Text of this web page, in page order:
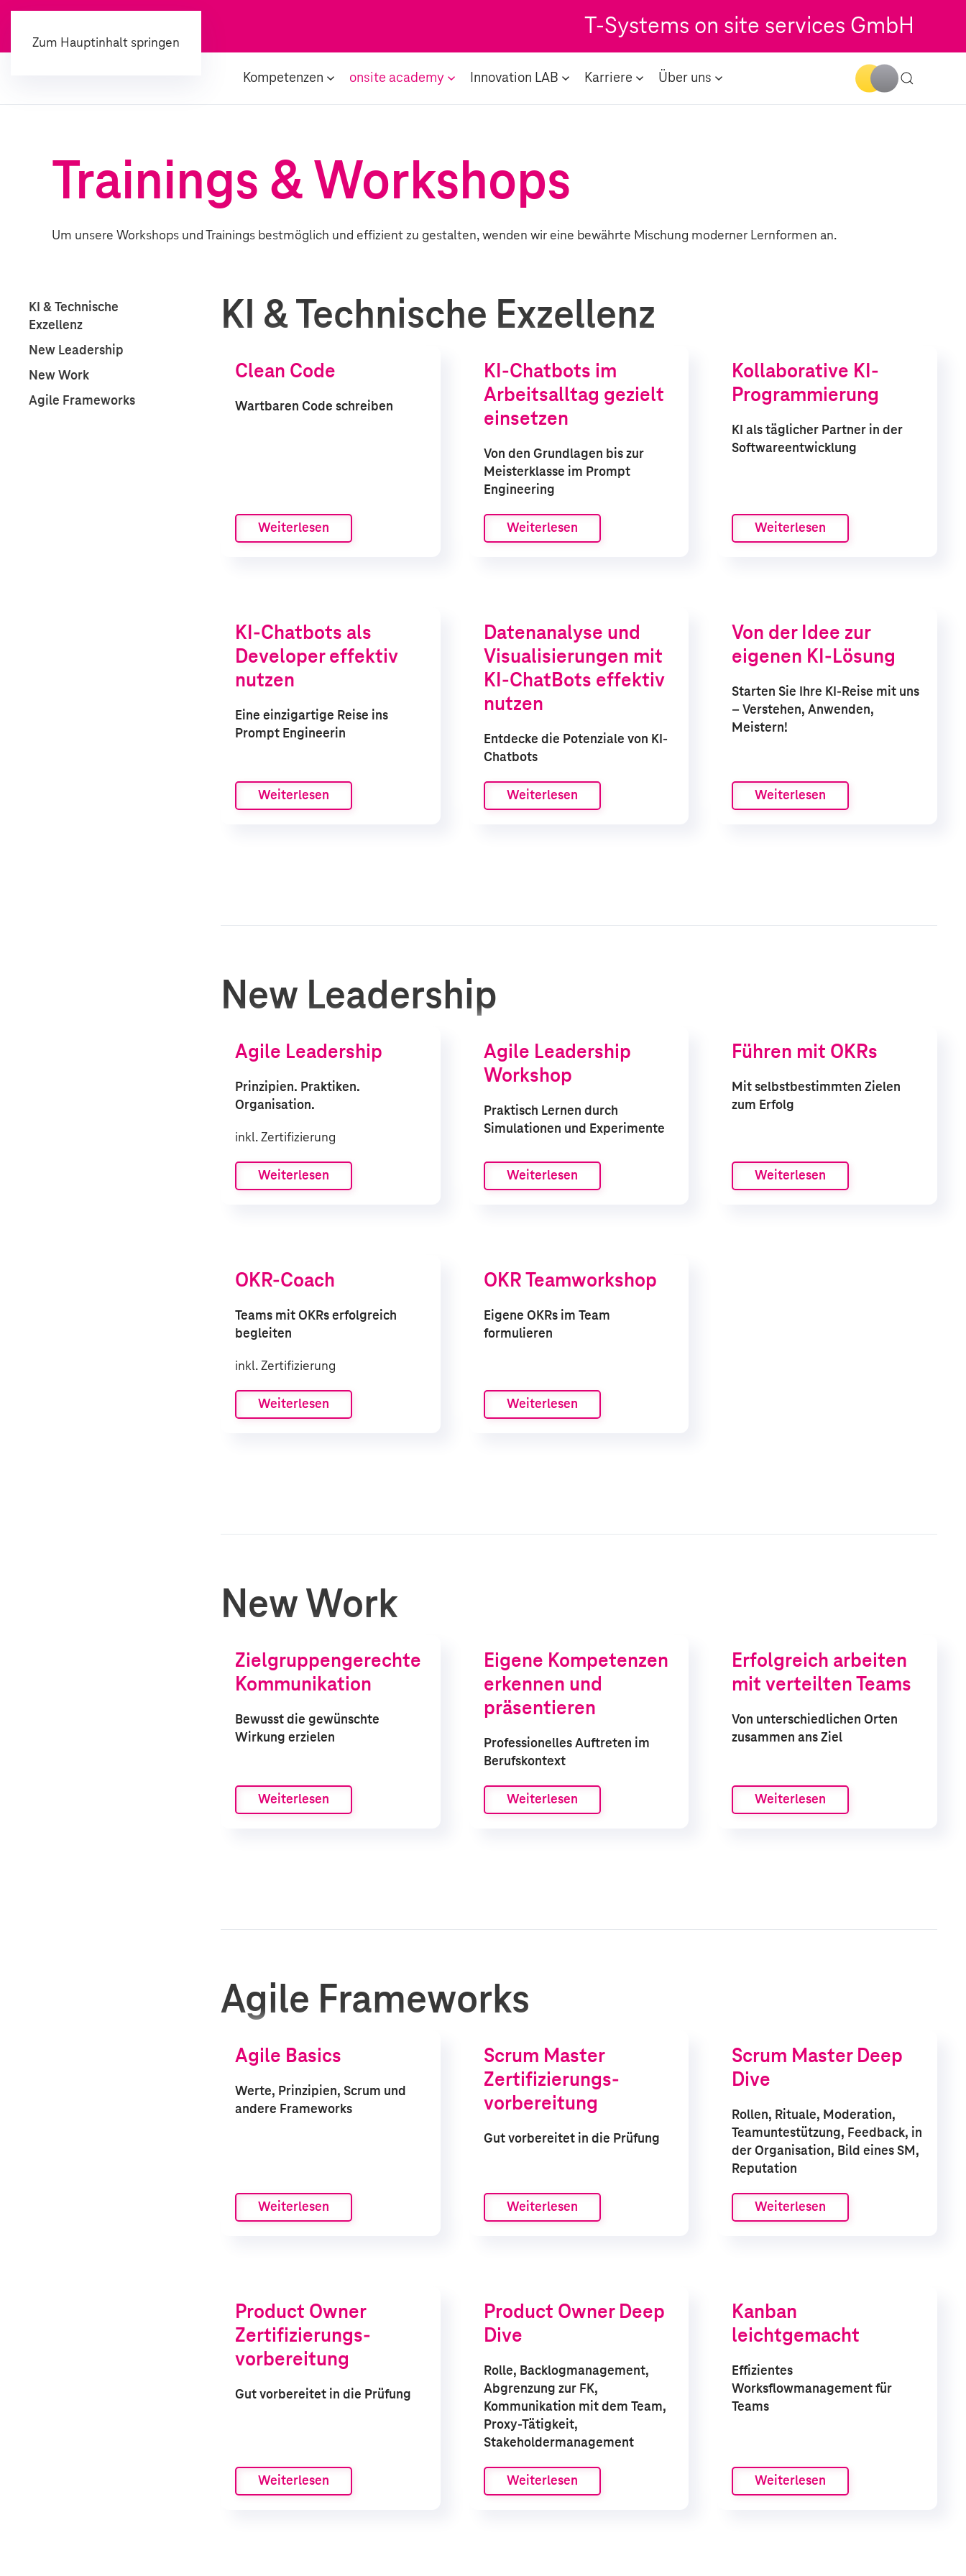
Zum Hauptinhalt springen
T-Systems on site services GmbH
Kompetenzen onsite academy Innovation LAB Karriere Über uns
Trainings & Workshops
Um unsere Workshops und Trainings bestmöglich und effizient zu gestalten, wenden wir eine bewährte Mischung moderner Lernformen an.
KI & Technische
Exzellenz
New Leadership
New Work
Agile Frameworks
KI & Technische Exzellenz
Clean Code
Wartbaren Code schreiben
Weiterlesen
KI-Chatbots im
Arbeitsalltag gezielt
einsetzen
Von den Grundlagen bis zur
Meisterklasse im Prompt
Engineering
Weiterlesen
Kollaborative KI-
Programmierung
KI als täglicher Partner in der
Softwareentwicklung
Weiterlesen
KI-Chatbots als
Developer effektiv
nutzen
Eine einzigartige Reise ins
Prompt Engineerin
Weiterlesen
Datenanalyse und
Visu­alisierungen mit
KI-ChatBots effektiv
nutzen
Entdecke die Potenziale von KI-
Chatbots
Weiterlesen
Von der Idee zur
eigenen KI-Lösung
Starten Sie Ihre KI-Reise mit uns
– Verstehen, Anwenden,
Meistern!
Weiterlesen
New Leadership
Agile Leadership
Prinzipien. Praktiken.
Organisation.
inkl. Zertifizierung
Weiterlesen
Agile Leadership
Workshop
Praktisch Lernen durch
Simulationen und Experimente
Weiterlesen
Führen mit OKRs
Mit selbstbestimmten Zielen
zum Erfolg
Weiterlesen
OKR-Coach
Teams mit OKRs erfolgreich
begleiten
inkl. Zertifizierung
Weiterlesen
OKR Teamworkshop
Eigene OKRs im Team
formulieren
Weiterlesen
New Work
Zielgruppen­gerechte
Kommuni­kation
Bewusst die gewünschte
Wirkung erzielen
Weiterlesen
Eigene Kompetenzen
erkennen und
präsentieren
Professionelles Auftreten im
Berufskontext
Weiterlesen
Erfolgreich arbeiten
mit verteilten Teams
Von unterschiedlichen Orten
zusammen ans Ziel
Weiterlesen
Agile Frameworks
Agile Basics
Werte, Prinzipien, Scrum und
andere Frameworks
Weiterlesen
Scrum Master
Zertifizierungs­
vorbereitung
Gut vorbereitet in die Prüfung
Weiterlesen
Scrum Master Deep
Dive
Rollen, Rituale, Moderation,
Teamuntestützung, Feedback, in
der Organisation, Bild eines SM,
Reputation
Weiterlesen
Product Owner
Zertifizierungs­
vorbereitung
Gut vorbereitet in die Prüfung
Weiterlesen
Product Owner Deep
Dive
Rolle, Backlogmanagement,
Abgrenzung zur FK,
Kommunikation mit dem Team,
Proxy-Tätigkeit,
Stakeholdermanagement
Weiterlesen
Kanban
leichtgemacht
Effizientes
Worksflowmanagement für
Teams
Weiterlesen